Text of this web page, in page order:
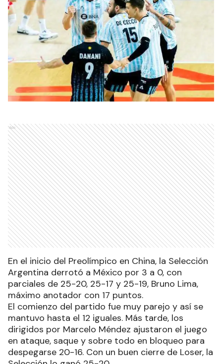
Ads
En el inicio del Preolímpico en China, la Selección
Argentina derrotó a México por 3 a 0, con
parciales de 25-20, 25-17 y 25-19, Bruno Lima,
máximo anotador con 17 puntos.
El comienzo del partido fue muy parejo y así se
mantuvo hasta el 12 iguales. Más tarde, los
dirigidos por Marcelo Méndez ajustaron el juego
en ataque, saque y sobre todo en bloqueo para
despegarse 20-16. Con un buen cierre de Loser, la